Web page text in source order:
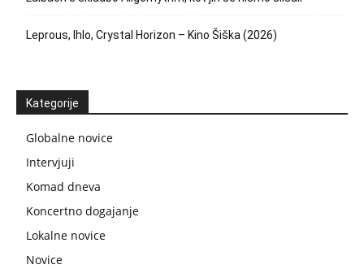
Leprous, Ihlo, Crystal Horizon – Kino Šiška (2026)
Kategorije
Globalne novice
Intervjuji
Komad dneva
Koncertno dogajanje
Lokalne novice
Novice